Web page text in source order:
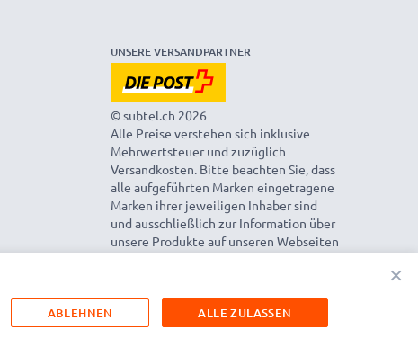
UNSERE VERSANDPARTNER
© subtel.ch 2026
Alle Preise verstehen sich inklusive
Mehrwertsteuer und zuzüglich
Versandkosten. Bitte beachten Sie, dass
alle aufgeführten Marken eingetragene
Marken ihrer jeweiligen Inhaber sind
und ausschließlich zur Information über
unsere Produkte auf unseren Webseiten
genannt werden.
×
ALLE ZULASSEN
ABLEHNEN